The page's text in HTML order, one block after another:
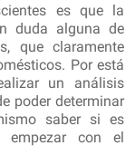
es que la
duda alguna de
que claramente
Por está
un análisis
poder determinar
saber si es
empezar con el